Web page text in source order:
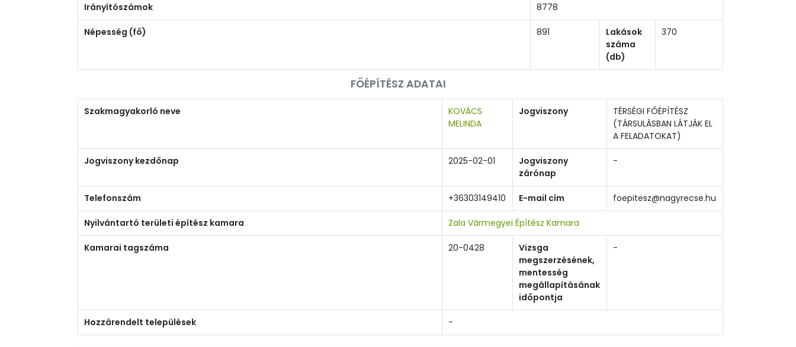
Irányítószámok 8778
Népesség (fő) 891
Lakások
száma
(db)
370
FŐÉPÍTÉSZ ADATAI
Szakmagyakorló neve
KOVÁCS
MELINDA
Jogviszony
TÉRSÉGI FŐÉPÍTÉSZ
(TÁRSULÁSBAN LÁTJÁK EL
A FELADATOKAT)
Jogviszony kezdőnap 2025-02-01
Jogviszony
zárónap
-
Telefonszám +36303149410 E-mail cím foepitesz@nagyrecse.hu
Nyilvántartó területi építész kamara Zala Vármegyei Építész Kamara
Kamarai tagszáma 20-0428
Vizsga
megszerzésének,
mentesség
megállapításának
időpontja
-
Hozzárendelt települések -